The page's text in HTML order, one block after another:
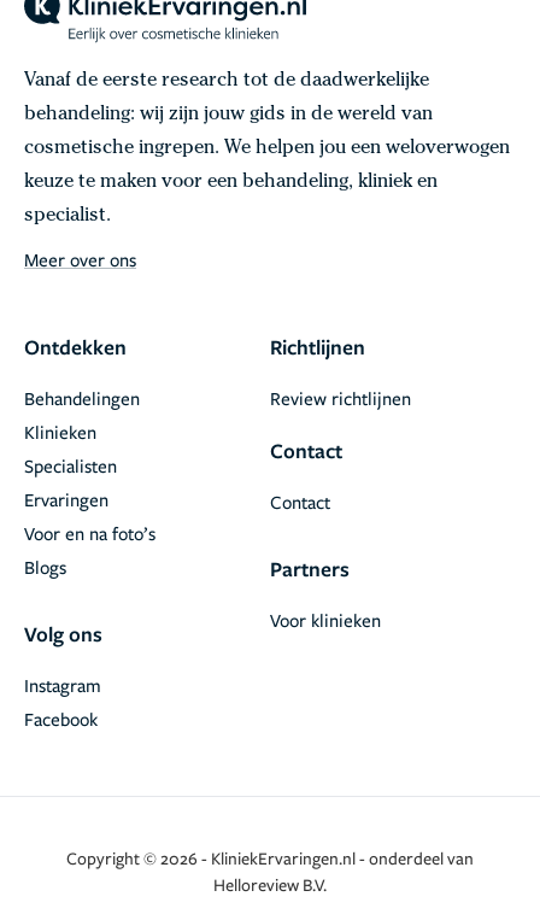
Vanaf de eerste research tot de daadwerkelijke
behandeling: wij zijn jouw gids in de wereld van
cosmetische ingrepen. We helpen jou een weloverwogen
keuze te maken voor een behandeling, kliniek en
specialist.
Meer over ons
Ontdekken
Behandelingen
Klinieken
Specialisten
Ervaringen
Voor en na foto’s
Blogs
Volg ons
Facebook
Instagram
Richtlijnen
Review richtlijnen
Contact
Contact
Partners
Voor klinieken
Copyright © 2026 - KliniekErvaringen.nl - onderdeel van
Helloreview B.V.